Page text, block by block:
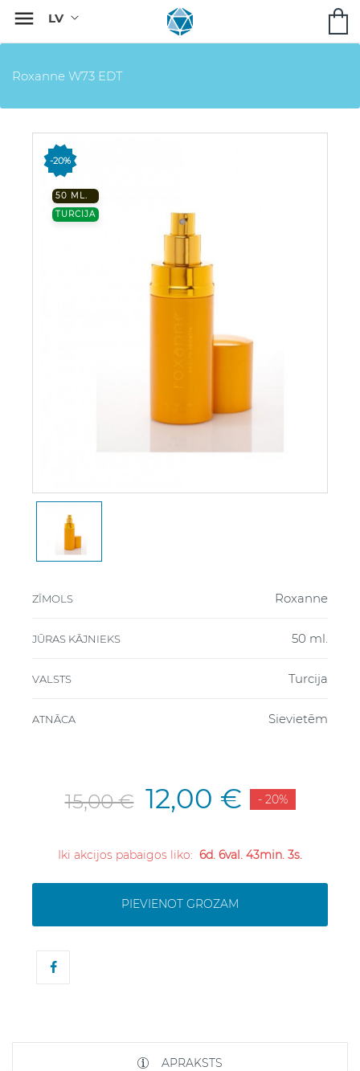

Roxanne W73 EDT
-20%
50 ML.
TURCIJA
ZĪMOLS Roxanne
JŪRAS KĀJNIEKS 50 ml.
VALSTS Turcija
ATNĀCA Sievietēm
15,00 € 12,00 € - 20%
Iki akcijos pabaigos liko: 6d. 6val. 43min. 3s.
PIEVIENOT GROZAM
APRAKSTS